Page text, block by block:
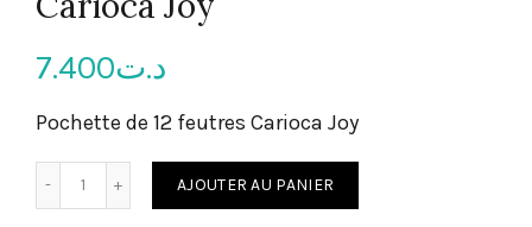
د.ت7.400
Pochette de 12 feutres Carioca Joy
AJOUTER AU PANIER